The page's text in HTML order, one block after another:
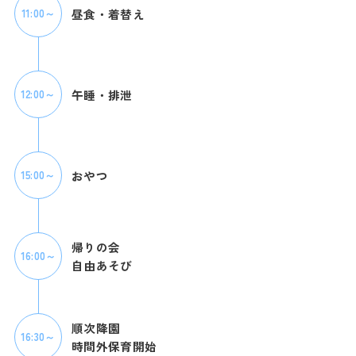
11:00～ 昼食・着替え
12:00～ 午睡・排泄
15:00～ おやつ
16:00～
帰りの会
自由あそび
16:30～
順次降園
時間外保育開始